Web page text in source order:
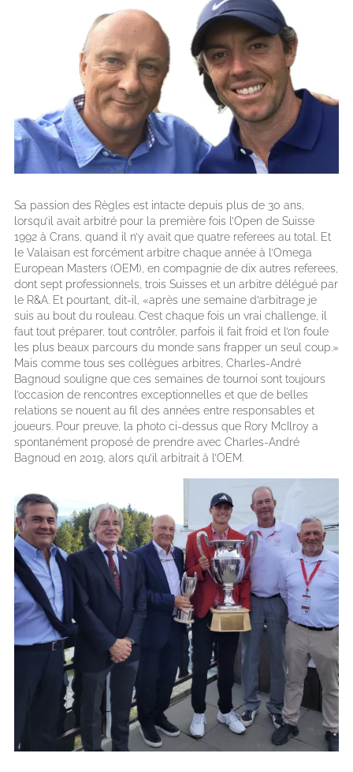
Sa passion des Règles est intacte depuis plus de 30 ans,
lorsqu’il avait arbitré pour la première fois l’Open de Suisse
1992 à Crans, quand il n’y avait que quatre referees au total. Et
le Valaisan est forcément arbitre chaque année à l’Omega
European Masters (OEM), en compagnie de dix autres referees,
dont sept professionnels, trois Suisses et un arbitre délégué par
le R&A. Et pourtant, dit-il, «après une semaine d’arbitrage je
suis au bout du rouleau. C’est chaque fois un vrai challenge, il
faut tout préparer, tout contrôler, parfois il fait froid et l’on foule
les plus beaux parcours du monde sans frapper un seul coup.»
Mais comme tous ses collègues arbitres, Charles-André
Bagnoud souligne que ces semaines de tournoi sont toujours
l’occasion de rencontres exceptionnelles et que de belles
relations se nouent au fil des années entre responsables et
joueurs. Pour preuve, la photo ci-dessus que Rory McIlroy a
spontanément proposé de prendre avec Charles-André
Bagnoud en 2019, alors qu’il arbitrait à l’OEM.